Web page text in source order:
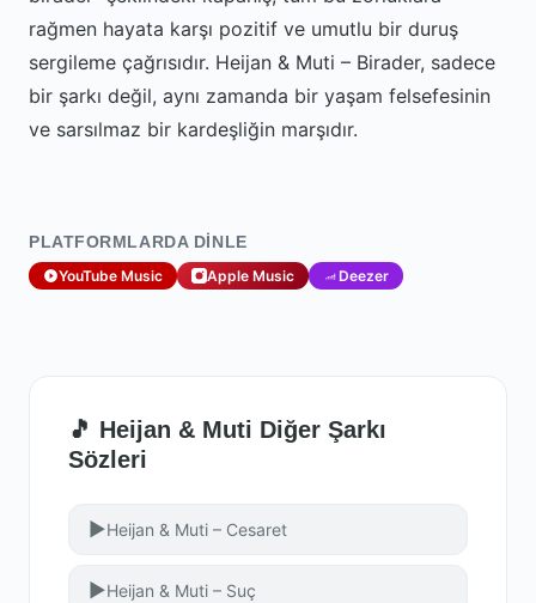
rağmen hayata karşı pozitif ve umutlu bir duruş
sergileme çağrısıdır. Heijan & Muti – Birader, sadece
bir şarkı değil, aynı zamanda bir yaşam felsefesinin
ve sarsılmaz bir kardeşliğin marşıdır.
PLATFORMLARDA DINLE
YouTube Music Apple Music Deezer
🎵 Heijan & Muti Diğer Şarkı
Sözleri
▶Heijan & Muti – Cesaret
▶Heijan & Muti – Suç